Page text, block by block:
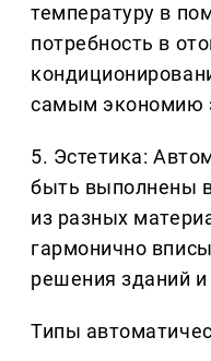
температуру в
потребность в
самым экономию
5. Эстетика:
быть выполнены
из разных
гармонично
решения зданий и
Типы